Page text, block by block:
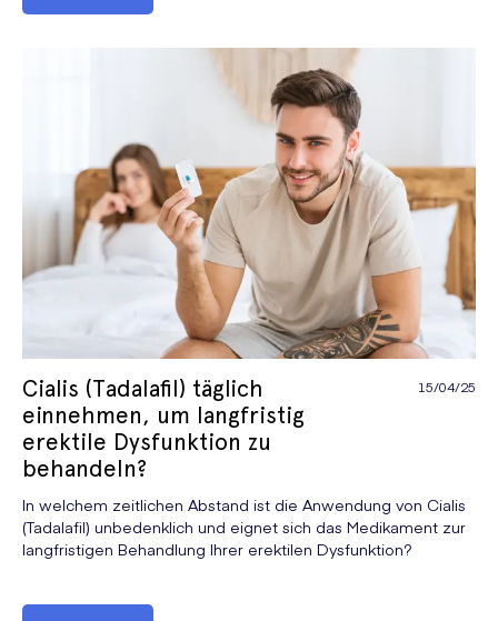
Cialis (Tadalafil) täglich
einnehmen, um langfristig
erektile Dysfunktion zu
behandeln?
15/04/25
In welchem zeitlichen Abstand ist die Anwendung von Cialis
(Tadalafil) unbedenklich und eignet sich das Medikament zur
langfristigen Behandlung Ihrer erektilen Dysfunktion?